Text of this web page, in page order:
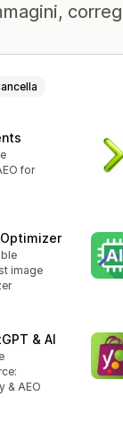
for
image
& AI
& AEO